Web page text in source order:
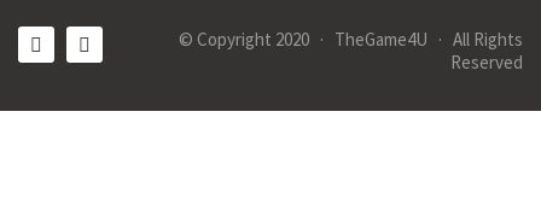
© Copyright 2020 · TheGame4U · All Rights
Reserved